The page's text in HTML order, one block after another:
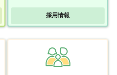
採用情報